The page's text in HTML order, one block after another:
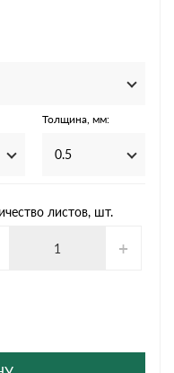
Толщина, мм:
0.5
листов, шт.
+